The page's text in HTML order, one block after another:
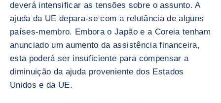
deverá intensificar as tensões sobre o assunto. A
ajuda da UE depara-se com a relutância de alguns
países-membro. Embora o Japão e a Coreia tenham
anunciado um aumento da assistência financeira,
esta poderá ser insuficiente para compensar a
diminuição da ajuda proveniente dos Estados
Unidos e da UE.